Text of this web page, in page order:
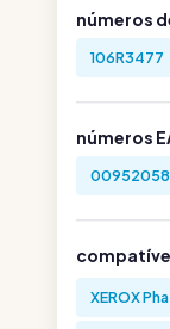
números
106R3477
números
XEROX